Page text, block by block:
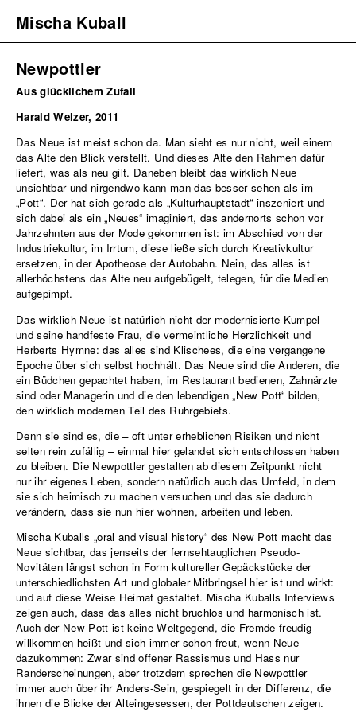
Mischa Kuball
NEWS
PROJECTS
WORKS
INFORMATION
TEXTS
PUBLIC PREPOSITION ↗
Newpottler
Aus glücklichem Zufall
Harald Welzer, 2011
Das Neue ist meist schon da. Man sieht es nur nicht, weil einem
das Alte den Blick verstellt. Und dieses Alte den Rahmen dafür
liefert, was als neu gilt. Daneben bleibt das wirklich Neue
unsichtbar und nirgendwo kann man das besser sehen als im
„Pott“. Der hat sich gerade als „Kulturhauptstadt“ inszeniert und
sich dabei als ein „Neues“ imaginiert, das andernorts schon vor
Jahrzehnten aus der Mode gekommen ist: im Abschied von der
Industriekultur, im Irrtum, diese ließe sich durch Kreativkultur
ersetzen, in der Apotheose der Autobahn. Nein, das alles ist
allerhöchstens das Alte neu aufgebügelt, telegen, für die Medien
aufgepimpt.
Das wirklich Neue ist natürlich nicht der modernisierte Kumpel
und seine handfeste Frau, die vermeintliche Herzlichkeit und
Herberts Hymne: das alles sind Klischees, die eine vergangene
Epoche über sich selbst hochhält. Das Neue sind die Anderen, die
ein Büdchen gepachtet haben, im Restaurant bedienen, Zahnärzte
sind oder Managerin und die den lebendigen „New Pott“ bilden,
den wirklich modernen Teil des Ruhrgebiets.
Denn sie sind es, die – oft unter erheblichen Risiken und nicht
selten rein zufällig – einmal hier gelandet sich entschlossen haben
zu bleiben. Die Newpottler gestalten ab diesem Zeitpunkt nicht
nur ihr eigenes Leben, sondern natürlich auch das Umfeld, in dem
sie sich heimisch zu machen versuchen und das sie dadurch
verändern, dass sie nun hier wohnen, arbeiten und leben.
Mischa Kuballs „oral and visual history“ des New Pott macht das
Neue sichtbar, das jenseits der fernsehtauglichen Pseudo-
Novitäten längst schon in Form kultureller Gepäckstücke der
unterschiedlichsten Art und globaler Mitbringsel hier ist und wirkt:
und auf diese Weise Heimat gestaltet. Mischa Kuballs Interviews
zeigen auch, dass das alles nicht bruchlos und harmonisch ist.
Auch der New Pott ist keine Weltgegend, die Fremde freudig
willkommen heißt und sich immer schon freut, wenn Neue
dazukommen: Zwar sind offener Rassismus und Hass nur
Randerscheinungen, aber trotzdem sprechen die Newpottler
immer auch über ihr Anders-Sein, gespiegelt in der Differenz, die
ihnen die Blicke der Alteingesessen, der Pottdeutschen zeigen.